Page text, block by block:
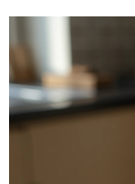
GHÍ
MÁSLO
BLOG